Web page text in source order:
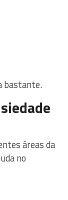
bastante.
áreas da
no